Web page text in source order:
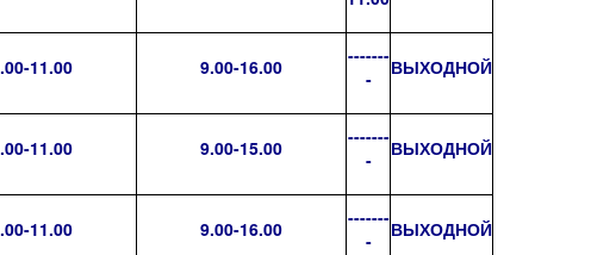
11.00 9.00-16.00
-------
-
ВЫХОДНОЙ
11.00 9.00-15.00
-------
-
ВЫХОДНОЙ
11.00 9.00-16.00
-------
-
ВЫХОДНОЙ